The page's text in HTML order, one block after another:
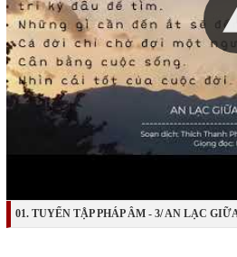
01. TUYỂN TẬP PHÁP ÂM - 3/ AN LẠC